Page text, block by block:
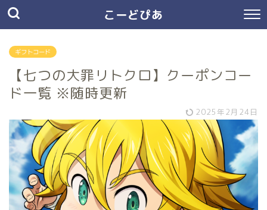
こーどぴあ
ギフトコード
【七つの大罪リトクロ】クーポンコー
ド一覧 ※随時更新
2025年2月24日